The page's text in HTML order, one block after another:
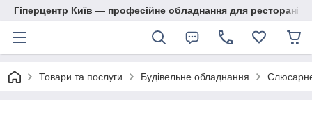
Гіперцентр Київ — професійне обладнання для ресторанів,
Товари та послуги Будівельне обладнання